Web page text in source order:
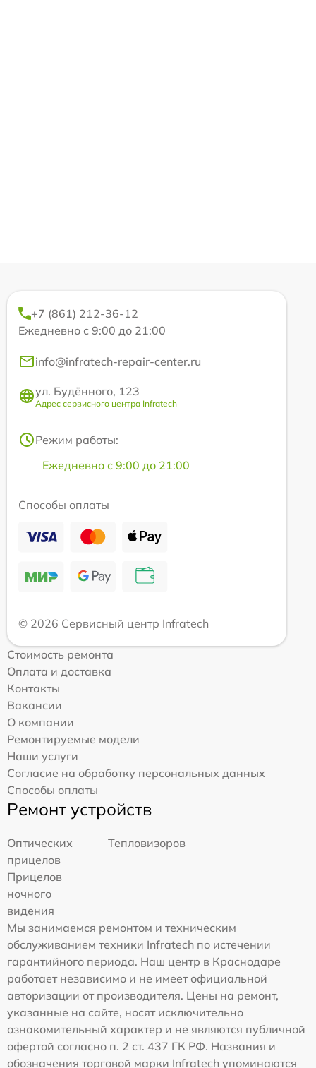
+7 (861) 212-36-12
Ежедневно с 9:00 до 21:00
info@infratech-repair-center.ru
ул. Будённого, 123
Адрес сервисного центра Infratech
Режим работы:
Ежедневно с 9:00 до 21:00
Способы оплаты
© 2026 Сервисный центр Infratech
Стоимость ремонта
Оплата и доставка
Контакты
Вакансии
О компании
Ремонтируемые модели
Наши услуги
Согласие на обработку персональных данных
Способы оплаты
Ремонт устройств
Оптических
прицелов
Тепловизоров
Прицелов
ночного
видения
Мы занимаемся ремонтом и техническим
обслуживанием техники Infratech по истечении
гарантийного периода. Наш центр в Краснодаре
работает независимо и не имеет официальной
авторизации от производителя. Цены на ремонт,
указанные на сайте, носят исключительно
ознакомительный характер и не являются публичной
офертой согласно п. 2 ст. 437 ГК РФ. Названия и
обозначения торговой марки Infratech упоминаются